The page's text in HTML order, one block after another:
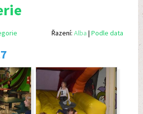
Řazení: Alba | Podle data